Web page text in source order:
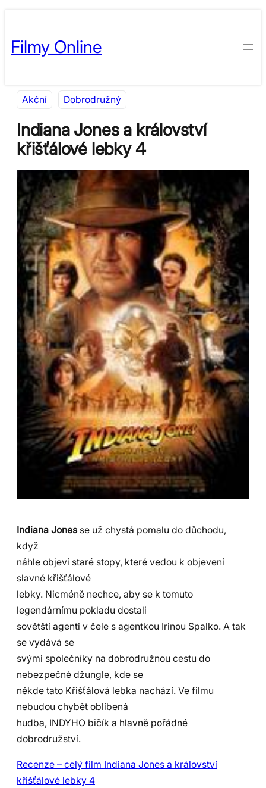
obsah
content
Filmy Online
Akční Dobrodružný
Indiana Jones a království
křišťálové lebky 4
Indiana Jones se už chystá pomalu do důchodu,
když
náhle objeví staré stopy, které vedou k objevení
slavné křišťálové
lebky. Nicméně nechce, aby se k tomuto
legendárnímu pokladu dostali
sovětští agenti v čele s agentkou Irinou Spalko. A tak
se vydává se
svými společníky na dobrodružnou cestu do
nebezpečné džungle, kde se
někde tato Křišťálová lebka nachází. Ve filmu
nebudou chybět oblíbená
hudba, INDYHO bičík a hlavně pořádné
dobrodružství.
Recenze – celý film Indiana Jones a království
křišťálové lebky 4